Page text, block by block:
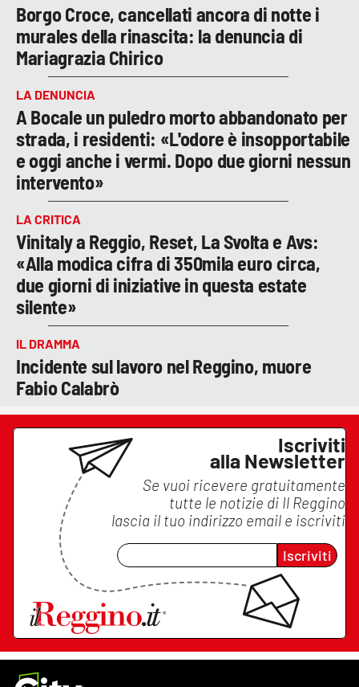
Borgo Croce, cancellati ancora di notte i
murales della rinascita: la denuncia di
Mariagrazia Chirico
LA DENUNCIA
A Bocale un puledro morto abbandonato per
strada, i residenti: «L'odore è insopportabile
e oggi anche i vermi. Dopo due giorni nessun
intervento»
LA CRITICA
Vinitaly a Reggio, Reset, La Svolta e Avs:
«Alla modica cifra di 350mila euro circa,
due giorni di iniziative in questa estate
silente»
IL DRAMMA
Incidente sul lavoro nel Reggino, muore
Fabio Calabrò
Iscriviti
alla Newsletter
Se vuoi ricevere gratuitamente
tutte le notizie di Il Reggino
lascia il tuo indirizzo email e iscriviti
Iscriviti